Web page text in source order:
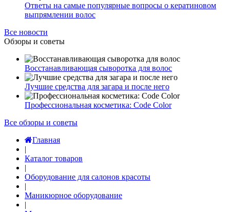
Ответы на самые популярные вопросы о кератиновом
выпрямлении волос
Все новости
Обзоры и советы
Восстанавливающая сыворотка для волос
Лучшие средства для загара и после него
Профессиональная косметика: Code Color
Все обзоры и советы
Главная
|
Каталог товаров
|
Оборудование для салонов красоты
|
Маникюрное оборудование
|